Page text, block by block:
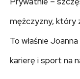
mężczyzny, który
To właśnie
karierę i sport na